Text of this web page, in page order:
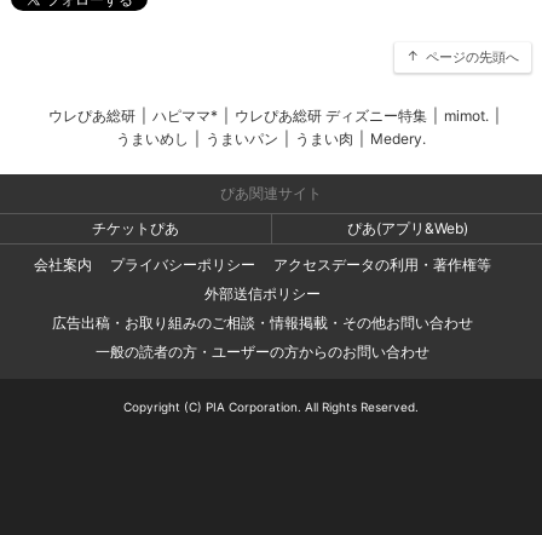
ページの先頭へ
ウレぴあ総研 ハピママ* ウレぴあ総研 ディズニー特集 mimot.
うまいめし
うまいパン うまい肉 Medery.
ぴあ関連サイト
チケットぴあ
ぴあ(アプリ&Web)
会社案内
プライバシーポリシー
アクセスデータの利用・著作権等
外部送信ポリシー
広告出稿・お取り組みのご相談・情報掲載・その他お問い合わせ
一般の読者の方・ユーザーの方からのお問い合わせ
Copyright (C) PIA Corporation. All Rights Reserved.